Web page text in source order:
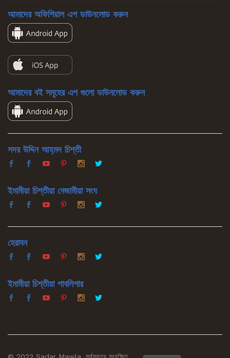
আমাদের অফিশিয়াল এপ ডাউনলোড করুন
আমাদের বই সমূহের এপ গুলো ডাউনলোড করুন
সদর উদ্দিন আহ্‌মদ চিশ্‌তী
ইমামীয়া চিশ্‌তীয়া নেজামীয়া সংঘ
হেরাবন
ইমামীয়া চিশ্‌তীয়া পাবলিশার
© 2022 Sadar Mawla. সর্বস্বত্ব সংরক্ষিত